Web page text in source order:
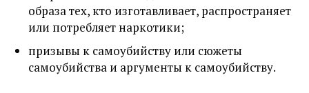
образа тех, кто изготавливает, распространяет
или потребляет наркотики;
призывы к самоубийству или сюжеты
самоубийства и аргументы к самоубийству.